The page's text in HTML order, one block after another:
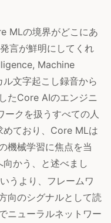
MLの境界がどこにあ
言が鮮明にしてくれ
Machine
文字起こし録音から
たCore AIのエンジニ
クを扱うすべての人
ており、Core MLは
機械学習に焦点を当
かう、と述べまし
うより、フレームワ
向のシグナルとして読
ニューラルネットワー